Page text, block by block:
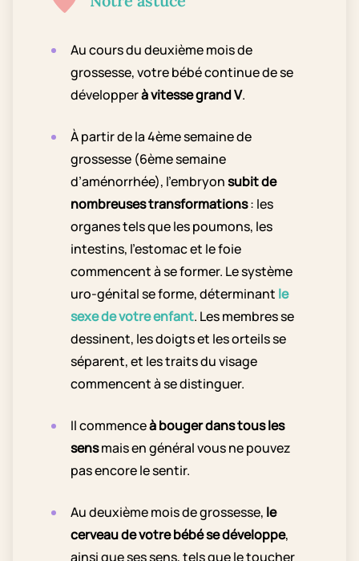
Au cours du deuxième mois de
grossesse, votre bébé continue de se
développerà vitesse grand V.
À partir de la 4ème semaine de
grossesse (6ème semaine
d’aménorrhée), l’embryonsubit de
nombreuses transformations: les
organes tels que les poumons, les
intestins, l’estomac et le foie
commencent à se former. Le système
uro-génital se forme, déterminant le
sexe de votre enfant. Les membres se
dessinent, les doigts et les orteils se
séparent, et les traits du visage
commencent à se distinguer.
Il commenceà bouger dans tous les
sensmais en général vous ne pouvez
pas encore le sentir.
Au deuxième mois de grossesse, le
cerveau de votre bébé se développe,
ainsi que ses sens, tels que le toucher